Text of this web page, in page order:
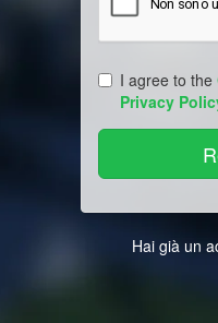
I agree to the
Privacy
Hai già un